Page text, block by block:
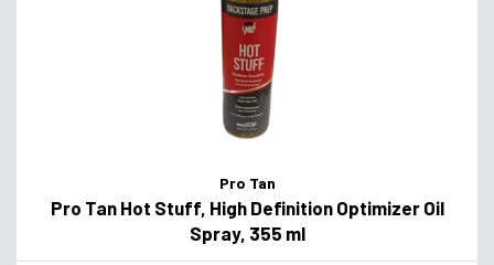
Pro Tan
Pro Tan Hot Stuff, High Definition Optimizer Oil
Spray, 355 ml